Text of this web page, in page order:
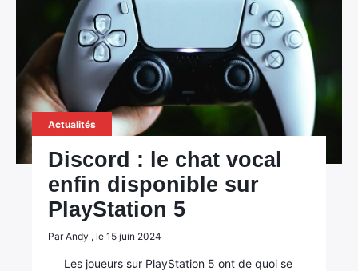
Actualités
Discord : le chat vocal
enfin disponible sur
PlayStation 5
Par Andy , le 15 juin 2024
Les joueurs sur PlayStation 5 ont de quoi se